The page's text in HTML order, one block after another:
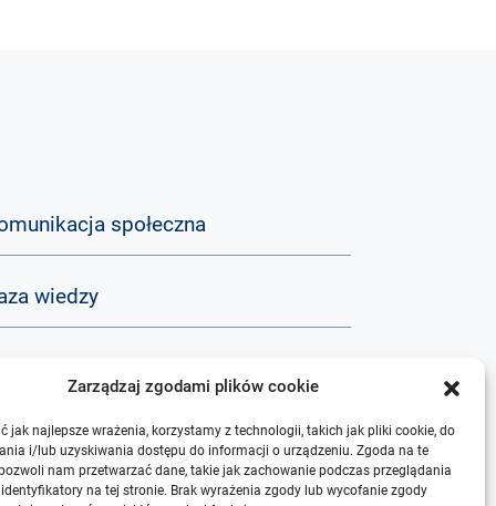
Zarządzaj zgodami plików cookie
jak najlepsze wrażenia, korzystamy z technologii, takich jak pliki cookie, do
i/lub uzyskiwania dostępu do informacji o urządzeniu. Zgoda na te
nam przetwarzać dane, takie jak zachowanie podczas przeglądania
na tej stronie. Brak wyrażenia zgody lub wycofanie zgody
społeczna
wiedzy